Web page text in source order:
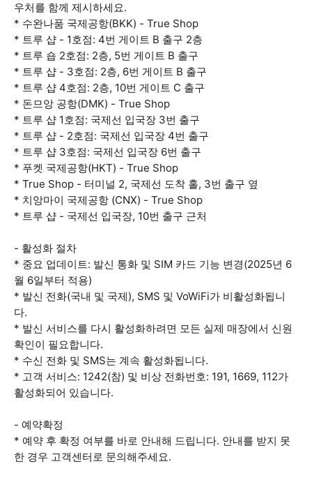
우처를 함께 제시하세요.
* 수완나품 국제공항(BKK) - True Shop
* 트루 샵 - 1호점: 4번 게이트 B 출구 2층
* 트루 숍 2호점: 2층, 5번 게이트 B 출구
* 트루 샵 - 3호점: 2층, 6번 게이트 B 출구
* 트루 샵 4호점: 2층, 10번 게이트 C 출구
* 돈므앙 공항(DMK) - True Shop
* 트루 샵 1호점: 국제선 입국장 3번 출구
* 트루 샵 - 2호점: 국제선 입국장 4번 출구
* 트루 샵 3호점: 국제선 입국장 6번 출구
* 푸켓 국제공항(HKT) - True Shop
* True Shop - 터미널 2, 국제선 도착 홀, 3번 출구 옆
* 치앙마이 국제공항 (CNX) - True Shop
* 트루 샵 - 국제선 입국장, 10번 출구 근처
- 활성화 절차
* 중요 업데이트: 발신 통화 및 SIM 카드 기능 변경(2025년 6
월 6일부터 적용)
* 발신 전화(국내 및 국제), SMS 및 VoWiFi가 비활성화됩니
다.
* 발신 서비스를 다시 활성화하려면 모든 실제 매장에서 신원
확인이 필요합니다.
* 수신 전화 및 SMS는 계속 활성화됩니다.
* 고객 서비스: 1242(참) 및 비상 전화번호: 191, 1669, 112가
활성화되어 있습니다.
- 예약확정
* 예약 후 확정 여부를 바로 안내해 드립니다. 안내를 받지 못
한 경우 고객센터로 문의해주세요.